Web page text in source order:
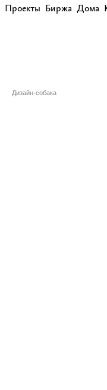
Проекты Биржа Дома
Дизайн-собака